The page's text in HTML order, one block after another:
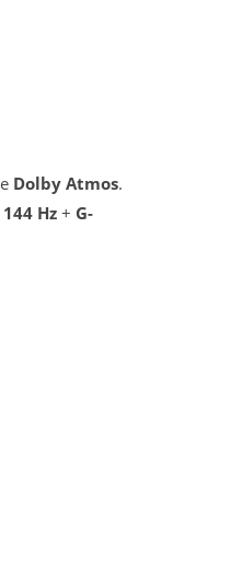
e Dolby Atmos.
144 Hz + G-